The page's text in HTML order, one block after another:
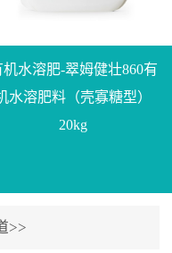
有机碳≥23%;壳寡糖
肥：亩用本品40kg-
可替代有机肥，配合
合肥、水溶肥或细土
后沟施、穴施、撒施
可。3、沟施穴施:幼树
沟施，每棵用150-
机水溶肥-翠姆健壮860有
水溶肥料（壳寡糖型）
20kg
用名称】有机水溶肥
>>